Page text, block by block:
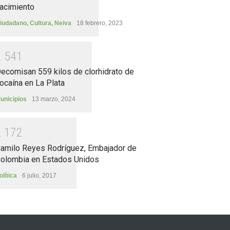
, Cultura, Neiva 18 febrero, 2023
541
559 kilos de clorhidrato de
en La Plata
13 marzo, 2024
1 72
Reyes Rodríguez, Embajador de
en Estados Unidos
6 julio, 2017